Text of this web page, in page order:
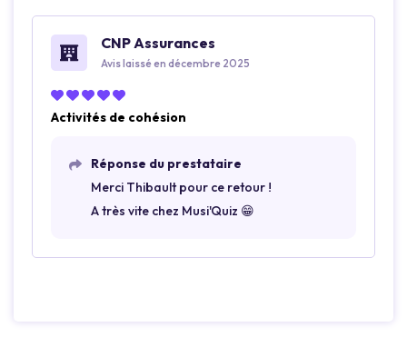
CNP Assurances
Avis laissé en décembre 2025
Activités de cohésion
Réponse du prestataire
Merci Thibault pour ce retour !
A très vite chez Musi'Quiz 😁